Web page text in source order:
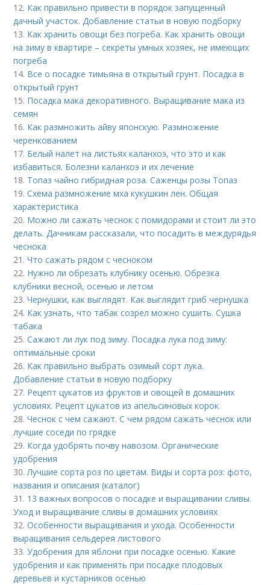
12. Как правильно привести в порядок запущенный
дачный участок. Добавление статьи в новую подборку
13. Как хранить овощи без погреба. Как хранить овощи
на зиму в квартире – секреты умных хозяек, не имеющих
погреба
14. Все о посадке тимьяна в открытый грунт. Посадка в
открытый грунт
15. Посадка мака декоративного. Выращивание мака из
семян
16. Как размножить айву японскую. Размножение
черенкованием
17. Белый налет на листьях каланхоэ, что это и как
избавиться. Болезни каланхоэ и их лечение
18. Топаз чайно гибридная роза. Саженцы розы Топаз
19.Схема размножение мха кукушкин лен. Общая
характеристика
20. Можно ли сажать чеснок с помидорами и стоит ли это
делать. Дачникам рассказали, что посадить в междурядья
чеснока
21.Что сажать рядом с чесноком
22. Нужно ли обрезать клубнику осенью. Обрезка
клубники весной, осенью и летом
23.Чернушки, как выглядят. Как выглядит гриб чернушка
24. Как узнать, что табак созрел можно сушить. Сушка
табака
25.Сажают ли лук под зиму. Посадка лука под зиму:
оптимальные сроки
26. Как правильно выбрать озимый сорт лука.
Добавление статьи в новую подборку
27. Рецепт цукатов из фруктов и овощей в домашних
условиях. Рецепт цукатов из апельсиновых корок
28.Чеснок с чем сажают. С чем рядом сажать чеснок или
лучшие соседи по грядке
29. Когда удобрять почву навозом. Органические
удобрения
30.Лучшие сорта роз по цветам. Виды и сорта роз: фото,
названия и описания (каталог)
31. 13 важных вопросов о посадке и выращивании сливы.
Уход и выращивание сливы в домашних условиях
32.Особенности выращивания и ухода. Особенности
выращивания сельдерея листового
33.Удобрения для яблони при посадке осенью. Какие
удобрения и как применять при посадке плодовых
деревьев и кустарников осенью